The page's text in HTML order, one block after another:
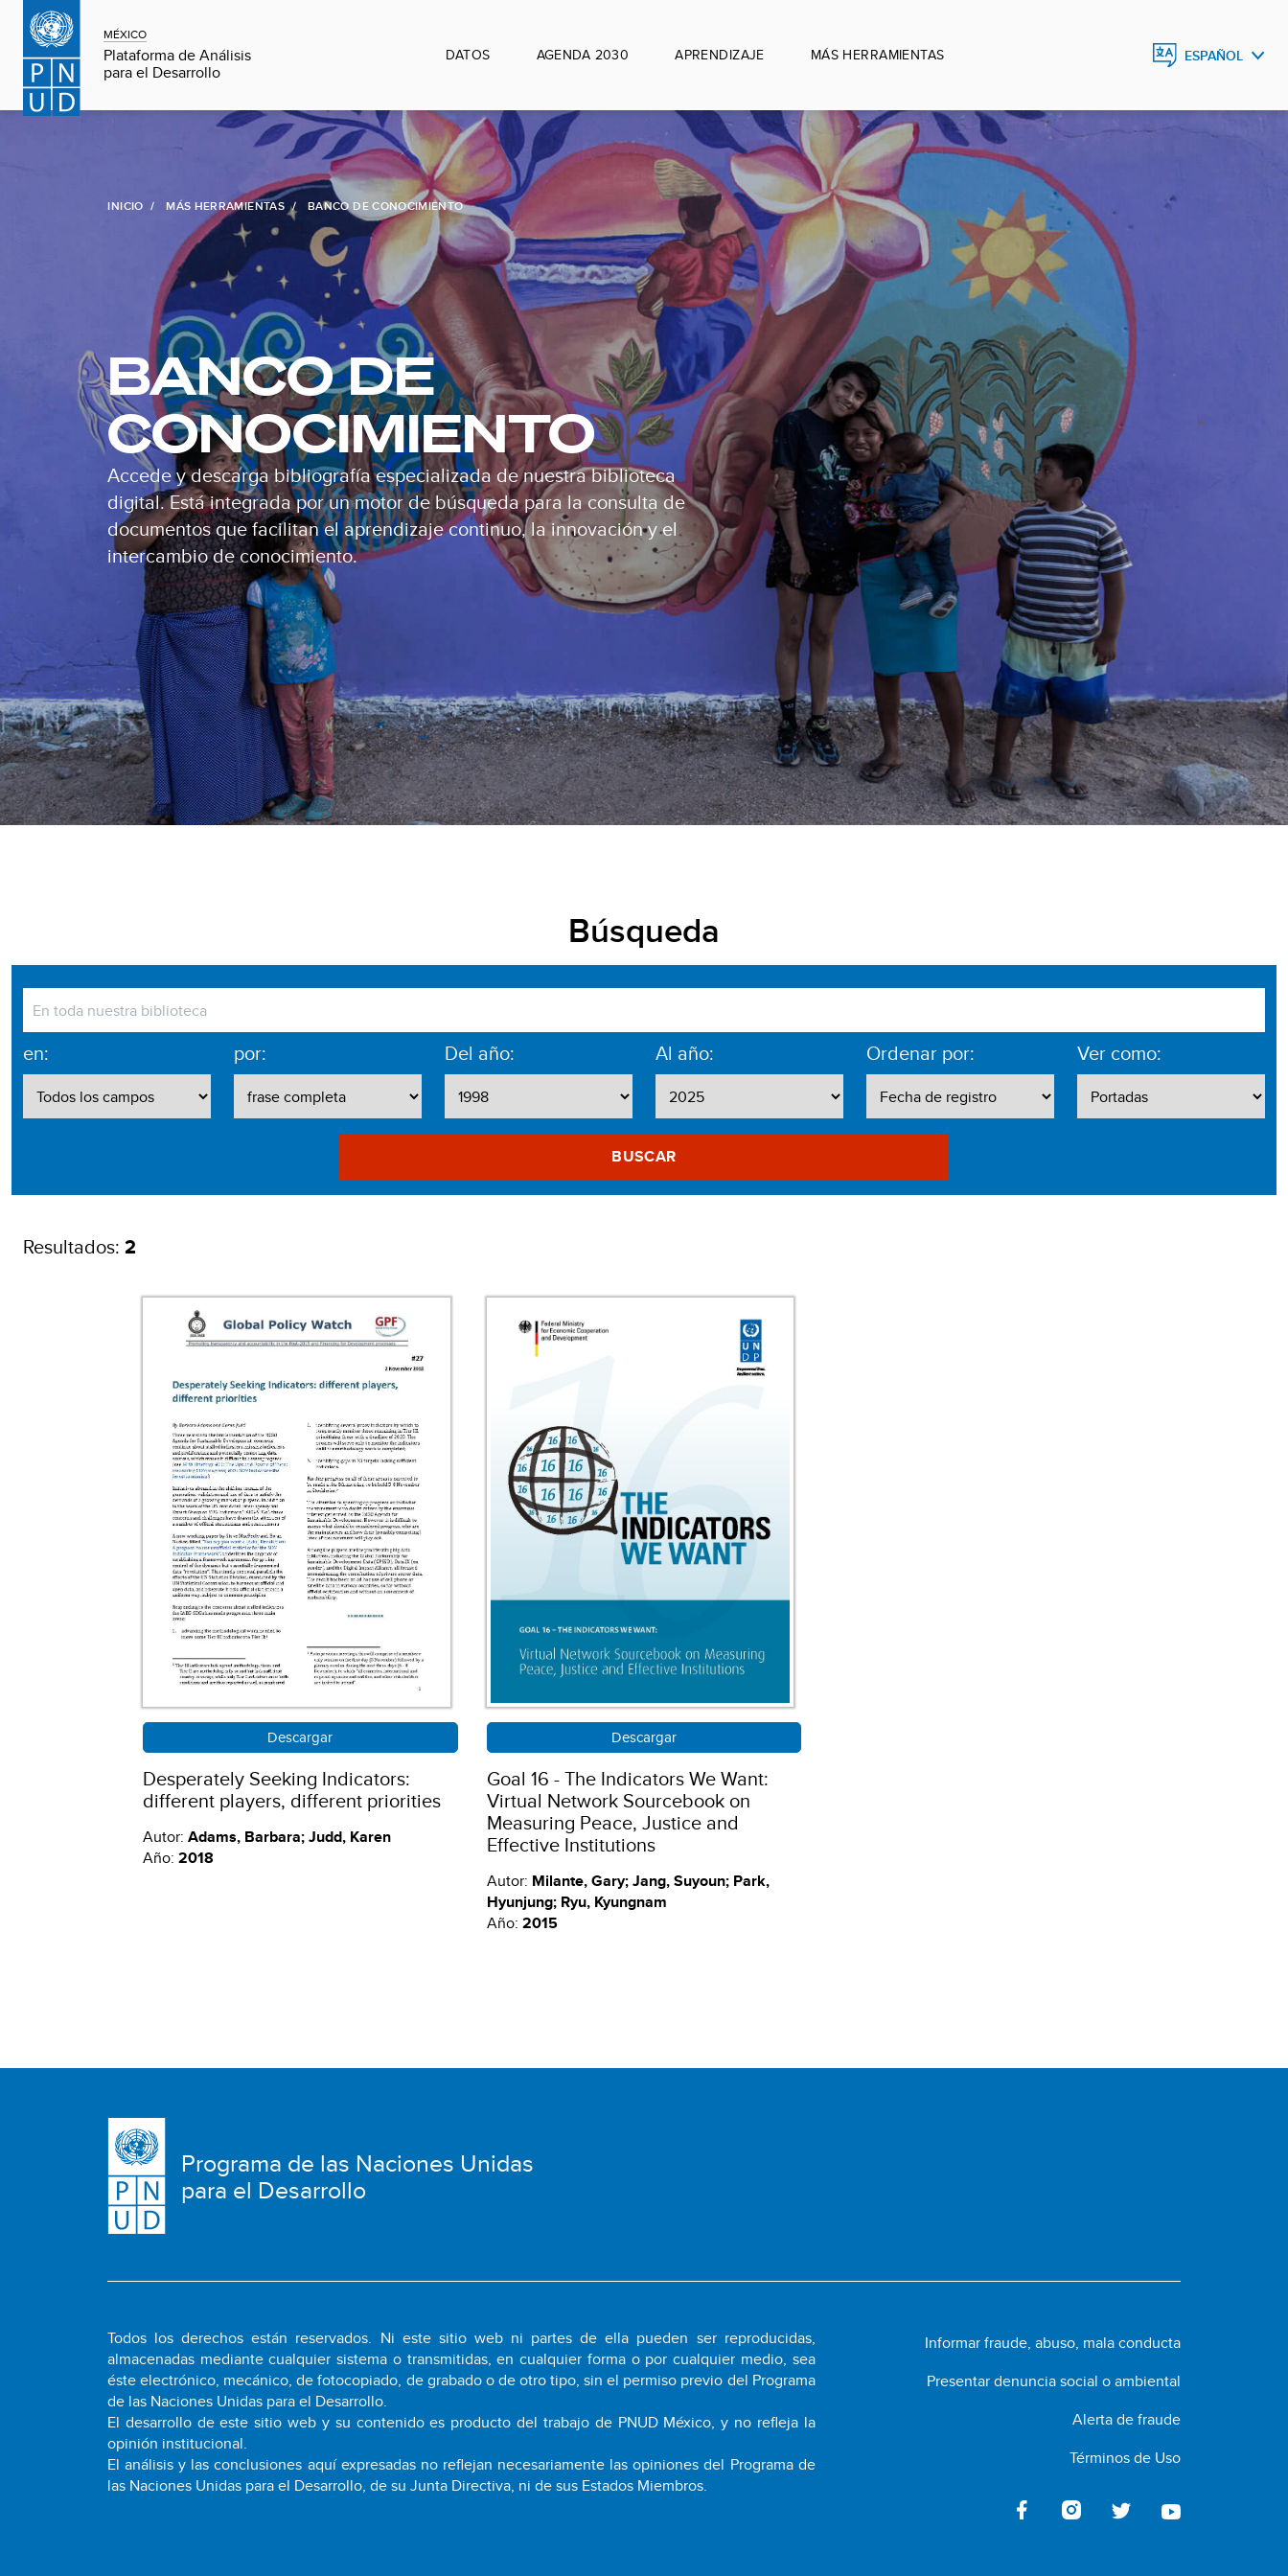
MÉXICO
Plataforma de Análisis
para el Desarrollo
DATOS AGENDA 2030 APRENDIZAJE MÁS HERRAMIENTAS
ESPAÑOL
ENGLISH
INICIO MÁS HERRAMIENTAS BANCO DE CONOCIMIENTO
BANCO DE
CONOCIMIENTO
Accede y descarga bibliografía especializada de nuestra biblioteca
digital. Está integrada por un motor de búsqueda para la consulta de
documentos que facilitan el aprendizaje continuo, la innovación y el
intercambio de conocimiento.
Búsqueda
en: por: Del año: Al año: Ordenar por: Ver como:
BUSCAR
Resultados: 2
Descargar
Desperately Seeking Indicators:
different players, different priorities
Autor: Adams, Barbara; Judd, Karen
Año: 2018
Descargar
Goal 16 - The Indicators We Want:
Virtual Network Sourcebook on
Measuring Peace, Justice and
Effective Institutions
Autor: Milante, Gary; Jang, Suyoun; Park,
Hyunjung; Ryu, Kyungnam
Año: 2015
Programa de las Naciones Unidas
para el Desarrollo
Todos los derechos están reservados. Ni este sitio web ni partes de ella pueden ser reproducidas,
almacenadas mediante cualquier sistema o transmitidas, en cualquier forma o por cualquier medio, sea
éste electrónico, mecánico, de fotocopiado, de grabado o de otro tipo, sin el permiso previo del Programa
de las Naciones Unidas para el Desarrollo.
El desarrollo de este sitio web y su contenido es producto del trabajo de PNUD México, y no refleja la
opinión institucional.
El análisis y las conclusiones aquí expresadas no reflejan necesariamente las opiniones del Programa de
las Naciones Unidas para el Desarrollo, de su Junta Directiva, ni de sus Estados Miembros.
Informar fraude, abuso, mala conducta
Presentar denuncia social o ambiental
Alerta de fraude
Términos de Uso